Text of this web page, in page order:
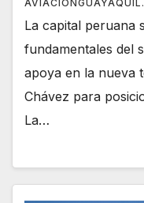
La capital peruana
fundamentales del
apoya en la nueva
Chávez para
La…